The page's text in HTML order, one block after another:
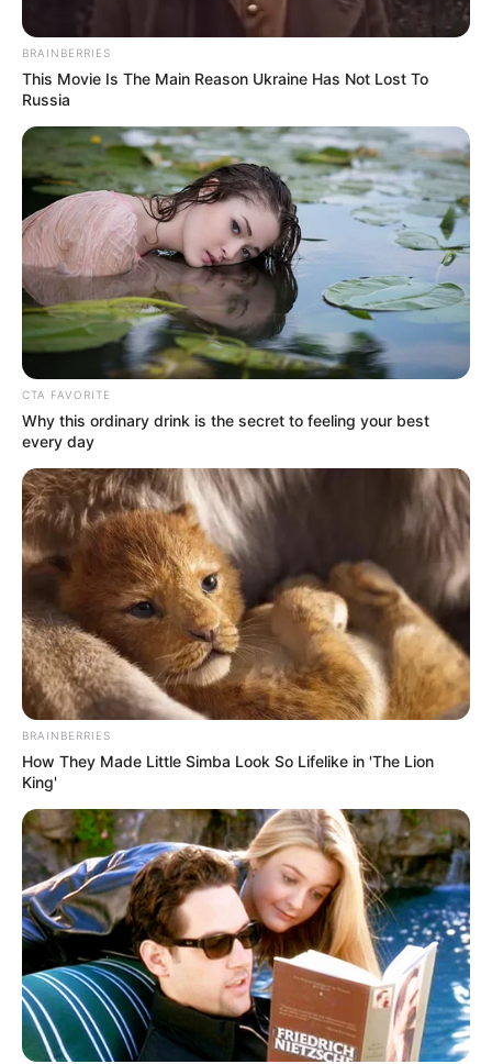
BRAINBERRIES
This Movie Is The Main Reason Ukraine Has Not Lost To
Russia
CTA FAVORITE
Why this ordinary drink is the secret to feeling your best
every day
BRAINBERRIES
How They Made Little Simba Look So Lifelike in 'The Lion
King'